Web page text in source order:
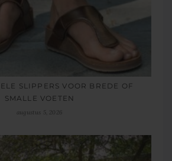
SLIPPERS VOOR BREDE OF
SMALLE VOETEN
augustus 5, 2026